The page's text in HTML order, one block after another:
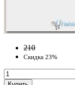
210
Скидка 23%